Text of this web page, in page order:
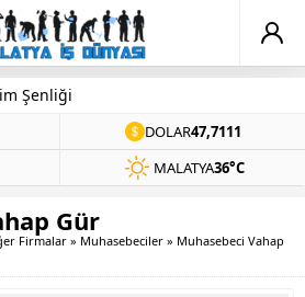
DOLAR47,7111
MALATYA36°C
Gür
Firmalar» Muhasebeciler » Muhasebeci Vahap